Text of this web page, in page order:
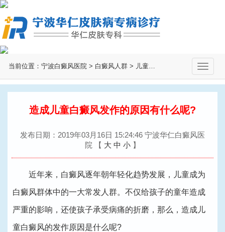
当前位置： 宁波白癜风医院 > 白癜风人群 > 儿童白癜风
切
换
造成儿童白癜风发作的原因有什么呢?
发布日期：2019年03月16日 15:24:46 宁波华仁白癜风医
院
【 大 中 小 】
近年来，白癜风逐年朝年轻化趋势发展，儿童成为
白癜风群体中的一大常发人群。不仅给孩子的童年造成
严重的影响，还使孩子承受病痛的折磨，那么，造成儿
童白癜风的发作原因是什么呢?